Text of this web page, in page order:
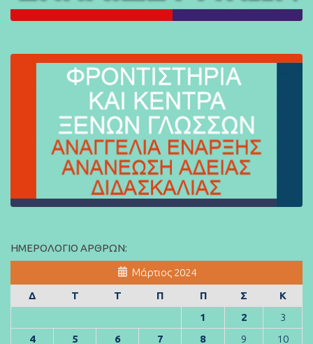
ΗΜΕΡΟΛΌΓΙΟ ΆΡΘΡΩΝ:
Μάρτιος 2024
Δ
Τ Τ Π Π Σ
Κ
1
2
3
4
5 6 7 8 9 10